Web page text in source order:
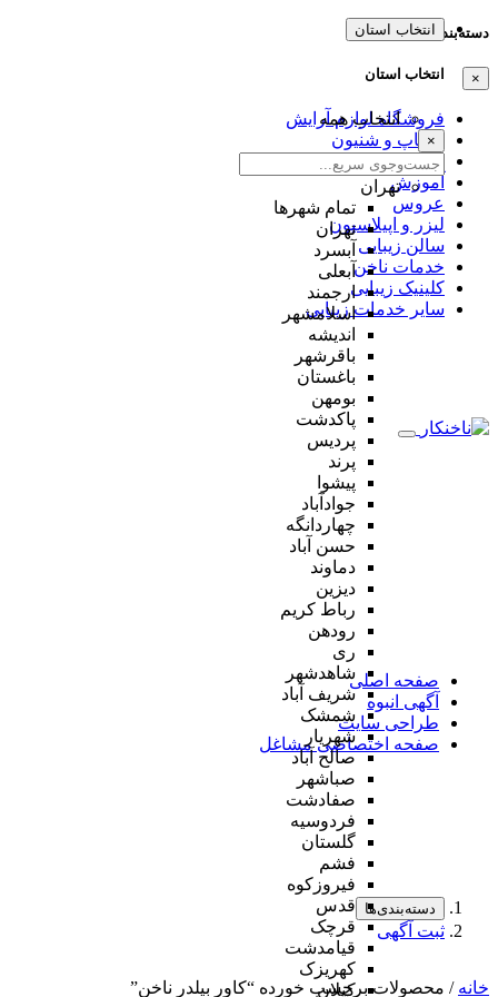
دسته‌بندی‌ها
×
فروشگاه لوازم آرایش
میکاپ و شنیون
مژه و ابرو
آموزش
عروس
لیزر و اپیلاسیون
سالن زیبایی
خدمات ناخن
کلینیک زیبایی
سایر خدمات زیبایی
انتخاب استان
انتخاب استان
انتخاب همه
×
تهران
تمام شهر‌ها
تهران
آبسرد
آبعلی
ارجمند
اسلامشهر
اندیشه
باقرشهر
باغستان
بومهن
پاکدشت
پردیس
پرند
پیشوا
جوادآباد
چهاردانگه
حسن آباد
دماوند
دیزین
رباط کریم
رودهن
ری
شاهدشهر
شریف آباد
شمشک
شهریار
صالح آباد
صباشهر
صفادشت
فردوسیه
گلستان
فشم
فیروزکوه
قدس
قرچک
قیامدشت
کهریزک
کیلان
صفحه اصلی
آگهی انبوه
طراحی سایت
صفحه اختصاصی مشاغل
دسته‌بندی‌ها
ثبت آگهی
خانه / محصولات برچسب خورده “کاور بیلدر ناخن”